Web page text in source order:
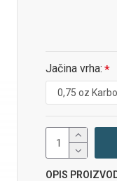
Jačina vrha:
OPIS